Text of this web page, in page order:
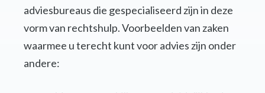
adviesbureaus die gespecialiseerd zijn in deze
vorm van rechtshulp. Voorbeelden van zaken
waarmee u terecht kunt voor advies zijn onder
andere: